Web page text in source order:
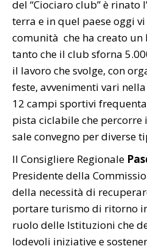
del “Ciociaro club” è rinato
terra e in quel paese oggi
comunità che ha creato un
tanto che il club sforna
il lavoro che svolge, con
feste, avvenimenti vari
12 campi sportivi
pista ciclabile che
sale convegno per diverse
Il Consigliere Regionale
Presidente della
della necessità di
portare turismo di ritorno
ruolo delle Istituzioni che
lodevoli iniziative e